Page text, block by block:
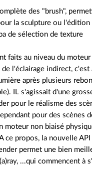
des "brush",
la sculpture ou l'édition
de sélection de texture
faits au niveau du
l'éclairage indirect, c'est
après plusieurs
IL s'agissait d'une
pour le réalisme des
pour des scènes
moteur non biaisé
ce propos, la nouvelle
permet une bien
...qui commencent à